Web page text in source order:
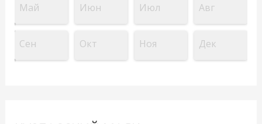
Май Июн Июл Авг
Сен Окт Ноя Дек